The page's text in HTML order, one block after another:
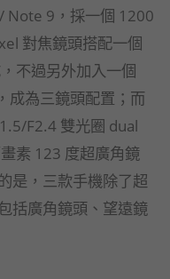
Note 9，採一個 1200
對焦鏡頭搭配一個
不過另外加入一個
成為三鏡頭配置；而
F2.4 雙光圈 dual
素 123 度超廣角鏡
是，三款手機除了超
括廣角鏡頭、望遠鏡